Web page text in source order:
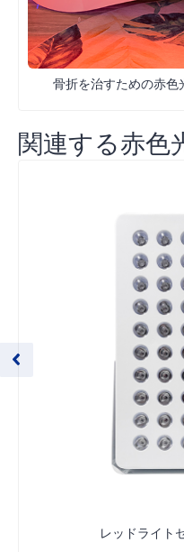
骨折を治すための赤色
関連する赤色
レッドライト